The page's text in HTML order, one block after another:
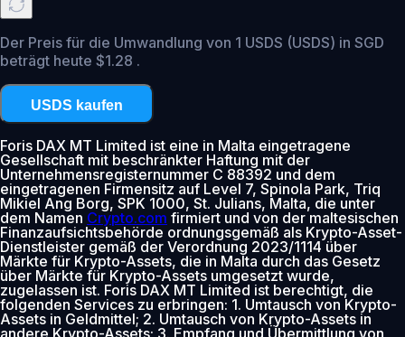
Der Preis für die Umwandlung von 1 USDS (USDS) in SGD
beträgt heute $1.28 .
USDS kaufen
Foris DAX MT Limited ist eine in Malta eingetragene
Gesellschaft mit beschränkter Haftung mit der
Unternehmensregisternummer C 88392 und dem
eingetragenen Firmensitz auf Level 7, Spinola Park, Triq
Mikiel Ang Borg, SPK 1000, St. Julians, Malta, die unter
dem Namen Crypto.com firmiert und von der maltesischen
Finanzaufsichtsbehörde ordnungsgemäß als Krypto-Asset-
Dienstleister gemäß der Verordnung 2023/1114 über
Märkte für Krypto-Assets, die in Malta durch das Gesetz
über Märkte für Krypto-Assets umgesetzt wurde,
zugelassen ist. Foris DAX MT Limited ist berechtigt, die
folgenden Services zu erbringen: 1. Umtausch von Krypto-
Assets in Geldmittel; 2. Umtausch von Krypto-Assets in
andere Krypto-Assets; 3. Empfang und Übermittlung von